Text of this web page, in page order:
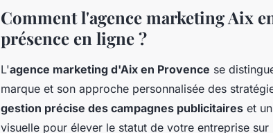
Comment l'agence marketing Aix
présence en ligne ?
L'agence marketing d'Aix en Provence se
marque et son approche personnalisée des
gestion précise des campagnes publicitaires et
visuelle pour élever le statut de votre entreprise sur